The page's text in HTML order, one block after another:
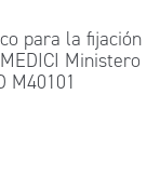
para la fijación
Ministero
M40101